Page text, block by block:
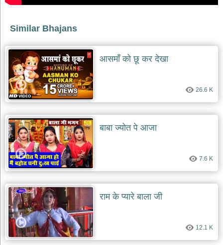
भक्ति
patriotic
bhajans
खाटू
श्याम
भजन
khatu
bhajans
रानी
सती
दादी
भजन
rani
dadi
bhajans
बावा
लाल
दयाल
भजन
Similar Bhajans
आसमाँ को छू कर देखा
26.6 K
बाबा ज्योत पे आजा
7.6 K
राम के प्यारे बाला जी
12.1 K